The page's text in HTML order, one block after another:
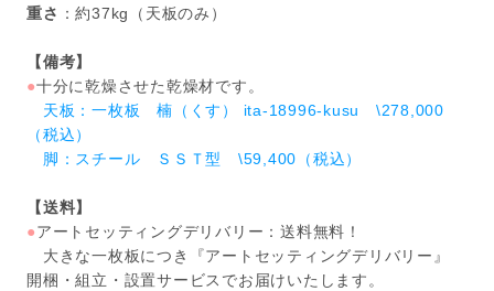
重さ ：約37kg（天板のみ）
【備考】
●十分に乾燥させた乾燥材です。
天板：一枚板 楠（くす） ita-18996-kusu \278,000
（税込）
脚：スチール ＳＳＴ型 \59,400（税込）
【送料】
●アートセッティングデリバリー：送料無料！
大きな一枚板につき『アートセッティングデリバリー』
開梱・組立・設置サービスでお届けいたします。